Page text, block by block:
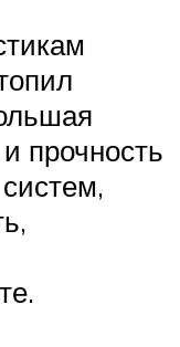
прочность